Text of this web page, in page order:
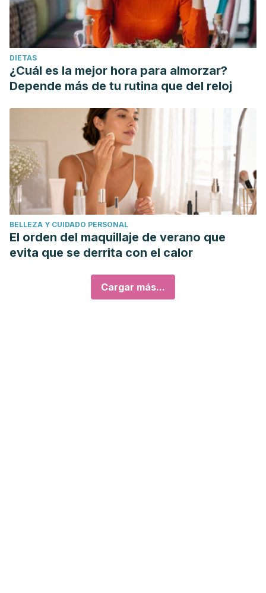
DIETAS
¿Cuál es la mejor hora para almorzar?
Depende más de tu rutina que del reloj
BELLEZA Y CUIDADO PERSONAL
El orden del maquillaje de verano que
evita que se derrita con el calor
Cargar más...